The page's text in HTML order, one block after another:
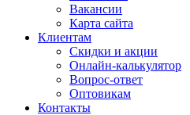
Вакансии
Карта сайта
Клиентам
Скидки и акции
Онлайн-калькулятор
Вопрос-ответ
Оптовикам
Контакты